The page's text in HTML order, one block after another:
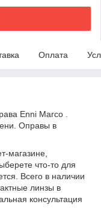
Оплата
Enni Marco .
Оправы в
магазине,
что-то для
Всего в наличии
линзы в
консультация